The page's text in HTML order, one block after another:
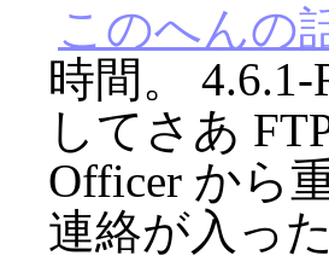
このへんの
時間。 4.6.1-
してさあ
Officer から
連絡が入っ